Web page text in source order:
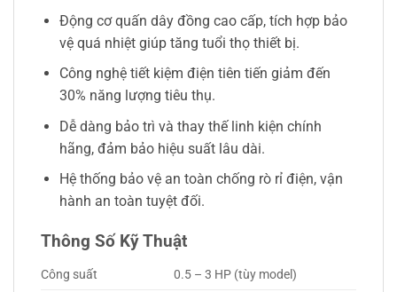
Động cơ quấn dây đồng cao cấp, tích hợp bảo
vệ quá nhiệt giúp tăng tuổi thọ thiết bị.
Công nghệ tiết kiệm điện tiên tiến giảm đến
30% năng lượng tiêu thụ.
Dễ dàng bảo trì và thay thế linh kiện chính
hãng, đảm bảo hiệu suất lâu dài.
Hệ thống bảo vệ an toàn chống rò rỉ điện, vận
hành an toàn tuyệt đối.
Thông Số Kỹ Thuật
Công suất
0.5 – 3 HP (tùy model)